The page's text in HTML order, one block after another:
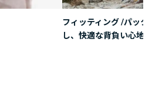
フィッティング /パッ
し、快適な背負い心地